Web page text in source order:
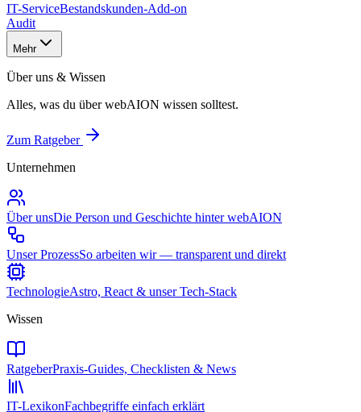
IT-ServiceBestandskunden-Add-on
Audit
Mehr
Über uns & Wissen
Alles, was du über webAION wissen solltest.
Zum Ratgeber
Unternehmen
Über unsDie Person und Geschichte hinter webAION
Unser ProzessSo arbeiten wir — transparent und direkt
TechnologieAstro, React & unser Tech-Stack
Wissen
RatgeberPraxis-Guides, Checklisten & News
IT-LexikonFachbegriffe einfach erklärt